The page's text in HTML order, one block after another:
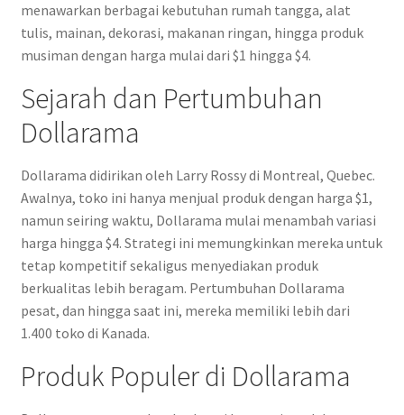
menawarkan berbagai kebutuhan rumah tangga, alat
tulis, mainan, dekorasi, makanan ringan, hingga produk
musiman dengan harga mulai dari $1 hingga $4.
Sejarah dan Pertumbuhan
Dollarama
Dollarama didirikan oleh Larry Rossy di Montreal, Quebec.
Awalnya, toko ini hanya menjual produk dengan harga $1,
namun seiring waktu, Dollarama mulai menambah variasi
harga hingga $4. Strategi ini memungkinkan mereka untuk
tetap kompetitif sekaligus menyediakan produk
berkualitas lebih beragam. Pertumbuhan Dollarama
pesat, dan hingga saat ini, mereka memiliki lebih dari
1.400 toko di Kanada.
Produk Populer di Dollarama